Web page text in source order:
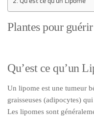
Plantes pour
Qu’est ce qu’un
Un lipome est une tumeur
graisseuses (adipocytes)
Les lipomes sont